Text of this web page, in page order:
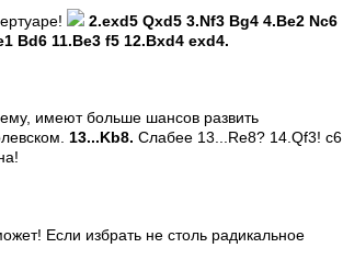
2.exd5 Qxd5 3.Nf3 Bg4 4.Be2 Nc6
Bd6 11.Be3 f5 12.Bxd4 exd4.
имеют больше шансов развить
13...Kb8. Слабее 13...Re8? 14.Qf3! c6
Если избрать не столь радикальное